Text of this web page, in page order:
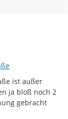
ist außer
ja bloß noch 2
gebracht